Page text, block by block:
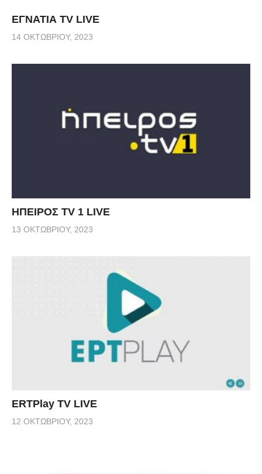
ΕΓΝΑΤΙΑ TV LIVE
14 ΟΚΤΩΒΡΊΟΥ, 2023
ΗΠΕΙΡΟΣ TV 1 LIVE
13 ΟΚΤΩΒΡΊΟΥ, 2023
ERTPlay TV LIVE
12 ΟΚΤΩΒΡΊΟΥ, 2023